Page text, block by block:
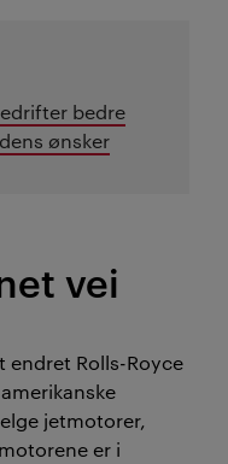
bedre
ønsker
vei
endret Rolls-Royce
jetmotorer,
er i